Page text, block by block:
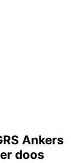
Ankers
doos